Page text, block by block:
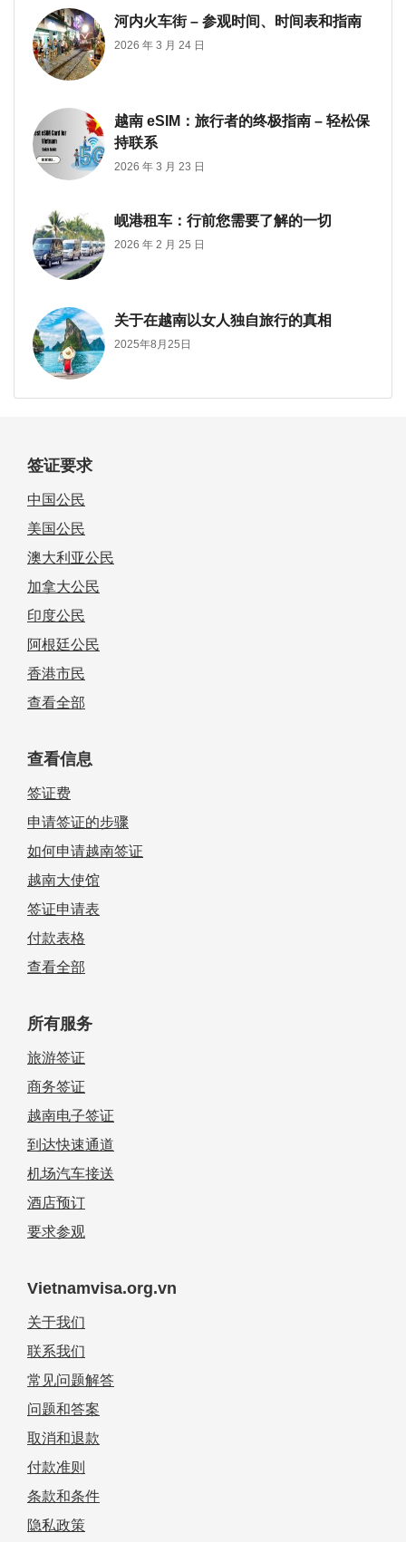
河内火车街 – 参观时间、时间表和指南
2026 年 3 月 24 日
越南 eSIM：旅行者的终极指南 – 轻松保
持联系
2026 年 3 月 23 日
岘港租车：行前您需要了解的一切
2026 年 2 月 25 日
关于在越南以女人独自旅行的真相
2025年8月25日
签证要求
中国公民
美国公民
澳大利亚公民
加拿大公民
印度公民
阿根廷公民
香港市民
查看全部
查看信息
签证费
申请签证的步骤
如何申请越南签证
越南大使馆
签证申请表
付款表格
查看全部
所有服务
旅游签证
商务签证
越南电子签证
到达快速通道
机场汽车接送
酒店预订
要求参观
Vietnamvisa.org.vn
关于我们
联系我们
常见问题解答
问题和答案
取消和退款
付款准则
条款和条件
隐私政策